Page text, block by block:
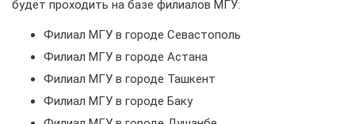
будет проходить на базе филиалов МГУ:
Филиал МГУ в городе Севастополь
Филиал МГУ в городе Астана
Филиал МГУ в городе Ташкент
Филиал МГУ в городе Баку